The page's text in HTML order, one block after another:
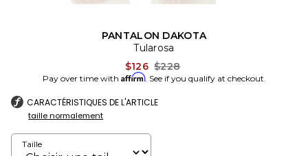
PANTALON DAKOTA
Tularosa
$126 Previous price:
$228
Pay over time with Affirm. See if you qualify at checkout.
CARACTÉRISTIQUES DE L'ARTICLE
taille normalement
Taille